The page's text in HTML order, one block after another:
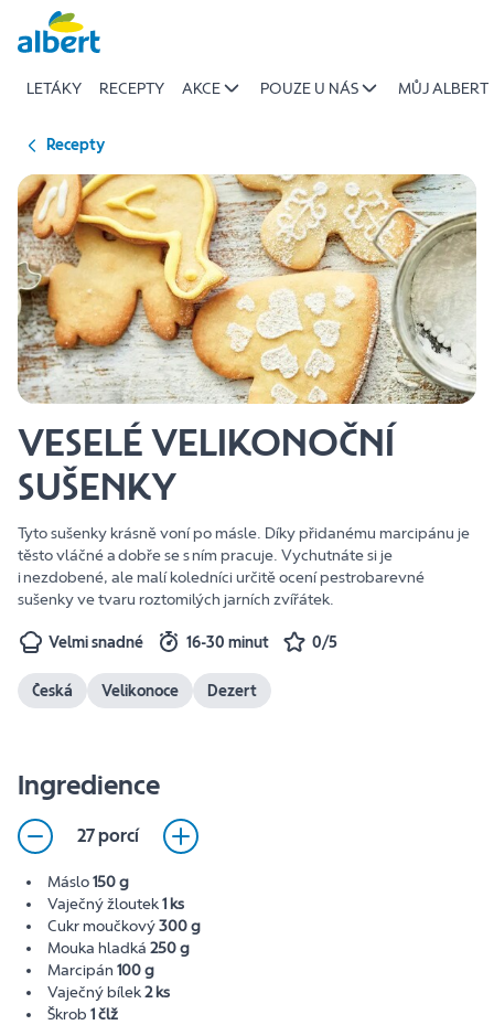
Přeskočit
LETÁKY RECEPTY AKCE POUZE U NÁS MŮJ ALBERT
Recepty
VESELÉ VELIKONOČNÍ
SUŠENKY
Tyto sušenky krásně voní po másle. Díky přidanému marcipánu je
těsto vláčné a dobře se s ním pracuje. Vychutnáte si je
i nezdobené, ale malí koledníci určitě ocení pestrobarevné
sušenky ve tvaru roztomilých jarních zvířátek.
Velmi snadné 16-30 minut 0/5
Česká Velikonoce Dezert
Ingredience
27 porcí
Máslo150 g
Vaječný žloutek1 ks
Cukr moučkový300 g
Mouka hladká 250 g
Marcipán 100 g
Vaječný bílek2 ks
Škrob 1 člž